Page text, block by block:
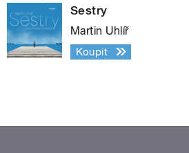
Sestry
Martin Uhlíř
Koupit